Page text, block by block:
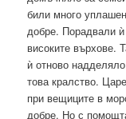
били много
добре. Порадвали ѝ
високите върхове.
ѝ отново
това кралство.
при вещиците в
добре. Но с